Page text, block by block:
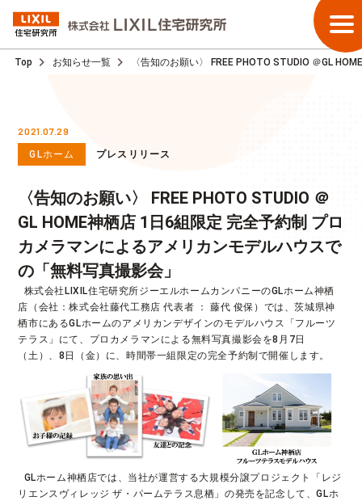
Top お知らせ一覧 〈告知のお願い〉 FREE PHOTO STUDIO ＠GL
2021.07.29
GLホーム プレスリリース
〈告知のお願い〉 FREE PHOTO STUDIO ＠
GL HOME神栖店 1日6組限定 完全予約制 プロ
カメラマンによるアメリカンモデルハウスで
の「無料写真撮影会」
店（会社：株式会社藤代工務店 代表者 ： 藤代 俊保）では、茨城県神
栖市にあるGLホームのアメリカンデザインのモデルハウス「フルーツ
テラス」にて、プロカメラマンによる無料写真撮影会を8月7日
（土）、8日（金）に、時間帯一組限定の完全予約制で開催します。
リエンスヴィレッジ ザ・パームテラス息栖」の発売を記念して、GLホ